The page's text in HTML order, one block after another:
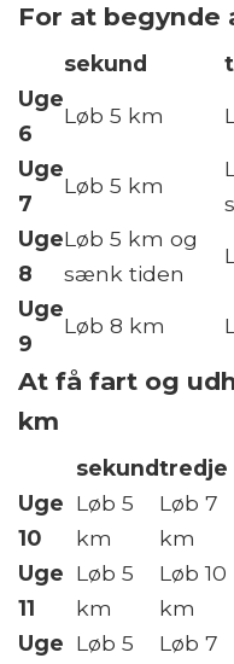
For at
sekund
Uge
6
Løb 5 km
Uge
7
Løb 5 km
Uge
8
Løb 5 km og
sænk tiden
Uge
9
Løb 8 km
At få fart og
km
sekundtredje
Uge
10
Løb 5
km
Løb 7
km
Uge
11
Løb 5
km
Løb 10
km
Uge Løb 5
Løb 7